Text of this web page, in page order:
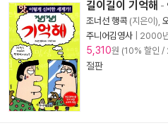
길이길이 기억해 -
조너선 행콕 (지은이),
주니어김영사
2000
5,310원 (10% 할인 /
절판